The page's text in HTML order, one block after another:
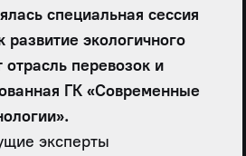
специальная сессия
развитие экологичного
отрасль перевозок и
ГК «Современные
эксперты